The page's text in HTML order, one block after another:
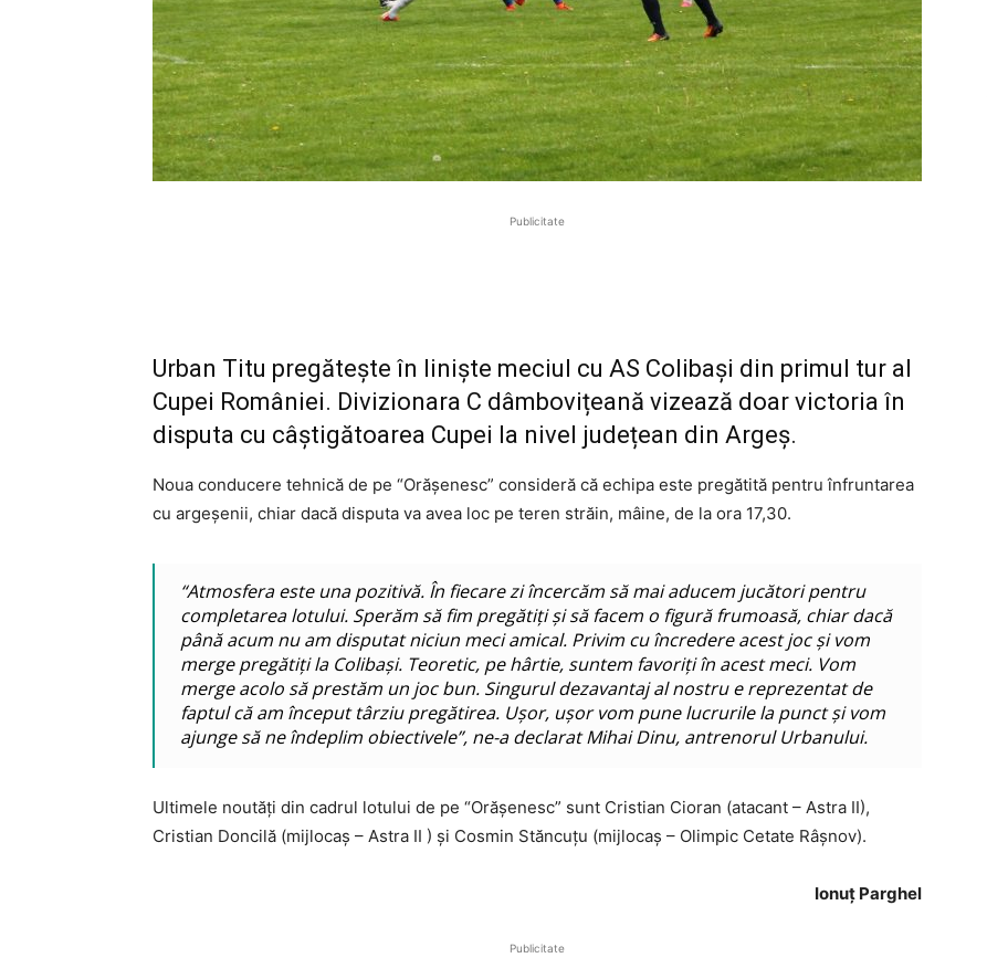
Publicitate
Urban Titu pregătește în liniște meciul cu AS Colibași din primul tur al
Cupei României. Divizionara C dâmbovițeană vizează doar victoria în
disputa cu câștigătoarea Cupei la nivel județean din Argeș.
Noua conducere tehnică de pe “Orășenesc” consideră că echipa este pregătită pentru înfruntarea
cu argeșenii, chiar dacă disputa va avea loc pe teren străin, mâine, de la ora 17,30.
“Atmosfera este una pozitivă. În fiecare zi încercăm să mai aducem jucători pentru
completarea lotului. Sperăm să fim pregătiți și să facem o figură frumoasă, chiar dacă
până acum nu am disputat niciun meci amical. Privim cu încredere acest joc și vom
merge pregătiți la Colibași. Teoretic, pe hârtie, suntem favoriți în acest meci. Vom
merge acolo să prestăm un joc bun. Singurul dezavantaj al nostru e reprezentat de
faptul că am început târziu pregătirea. Ușor, ușor vom pune lucrurile la punct și vom
ajunge să ne îndeplim obiectivele”, ne-a declarat Mihai Dinu, antrenorul Urbanului.
Ultimele noutăți din cadrul lotului de pe “Orășenesc” sunt Cristian Cioran (atacant – Astra II),
Cristian Doncilă (mijlocaș – Astra II ) și Cosmin Stăncuțu (mijlocaș – Olimpic Cetate Râșnov).
Ionuț Parghel
Publicitate